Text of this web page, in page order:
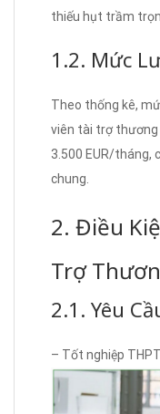
thiếu hụt trầm
1.2. Mức
Theo thống kê,
viên tài trợ
3.500 EUR/tháng,
chung.
2. Điều
Trợ
2.1. Yêu
– Tốt nghiệp